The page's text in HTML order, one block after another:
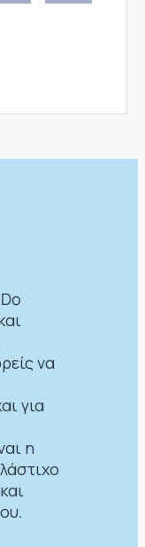
να
για
η